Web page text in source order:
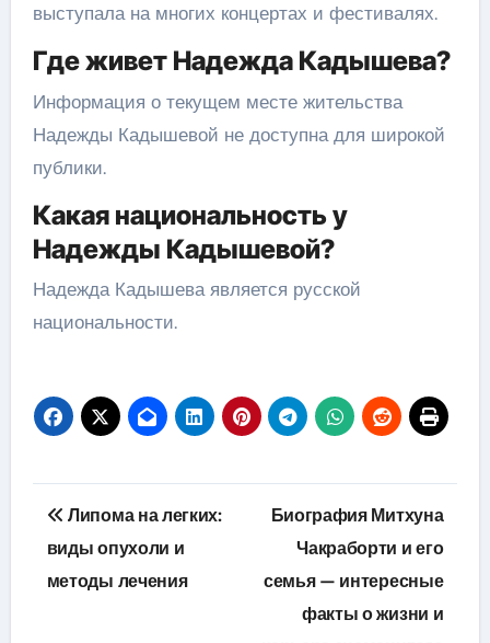
выступала на многих концертах и фестивалях.
Где живет Надежда Кадышева?
Информация о текущем месте жительства
Надежды Кадышевой не доступна для широкой
публики.
Какая национальность у
Надежды Кадышевой?
Надежда Кадышева является русской
национальности.
Навигация
по
записям
Липома на легких:
виды опухоли и
методы лечения
Биография Митхуна
Чакраборти и его
семья — интересные
факты о жизни и